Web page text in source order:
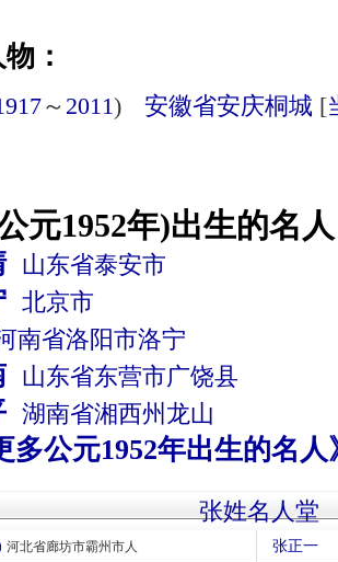
：
～ 2011) 安徽省安庆桐城 [
1952年)出生的名
山东省泰安市
北京市
南省洛阳市洛宁
山东省东营市广饶县
湖南省湘西州 龙山
多公元1952年出生的名人
张姓名人堂
河北省廊坊市霸州市人 张正一